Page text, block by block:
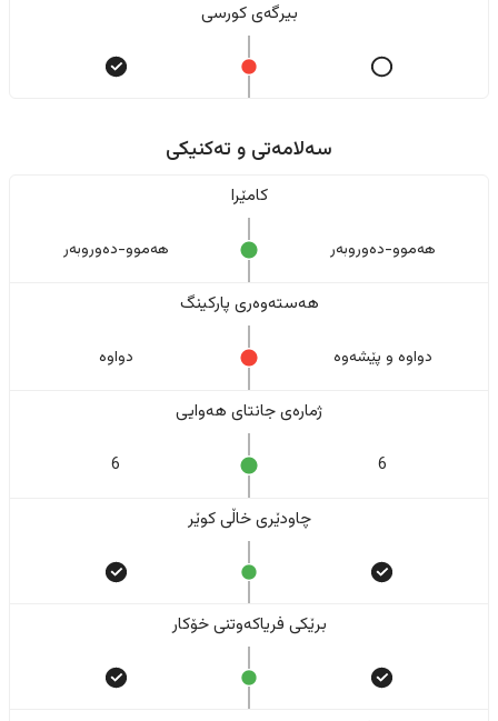
بیرگەی کورسی
سەلامەتی و تەکنیکی
کامێرا
هەموو-دەوروبەر هەموو-دەوروبەر
هەستەوەری پارکینگ
دواوە و پێشەوە دواوە
ژمارەی جانتای هەوایی
6
6
چاودێری خاڵی کوێر
برێکی فریاکەوتنی خۆکار